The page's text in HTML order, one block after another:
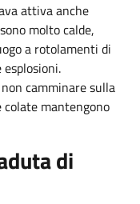
attiva anche
molto calde,
a rotolamenti di
camminare sulla
colate mantengono
di